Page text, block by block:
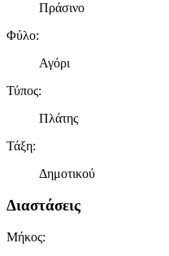
Πράσινο
Φύλο:
Αγόρι
Τύπος:
Πλάτης
Τάξη:
Δημοτικού
Διαστάσεις
Μήκος: